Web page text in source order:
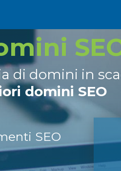
di domini in
domini SEO
SEO